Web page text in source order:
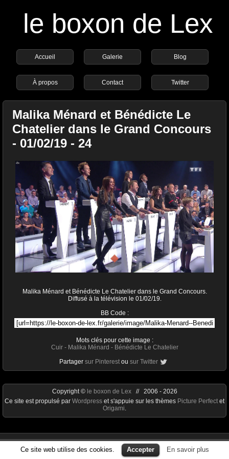
le boxon de Lex
Accueil Galerie Blog
À propos Contact Twitter
Malika Ménard et Bénédicte Le
Chatelier dans le Grand Concours
- 01/02/19 - 24
Malika Ménard et Bénédicte Le Chatelier dans le Grand Concours.
Diffusé à la télévision le 01/02/19.
BB Code :
Mots clés pour cette image :
Cuir- Malika Ménard - Bénédicte Le Chatelier
Partager sur Pinterest ou sur Twitter
Ce site web utilise des cookies. Accepter En savoir plus
Copyright © le boxon de Lex// 2006 - 2026
Ce site est propulsé par Wordpress et s'appuie sur les thèmes Picture Perfect et
Origami.